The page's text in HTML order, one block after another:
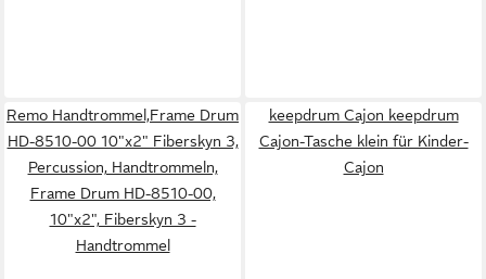
Remo Handtrommel,Frame Drum
HD-8510-00 10"x2" Fiberskyn 3,
Percussion, Handtrommeln,
Frame Drum HD-8510-00,
10"x2", Fiberskyn 3 -
Handtrommel
keepdrum Cajon keepdrum
Cajon-Tasche klein für Kinder-
Cajon